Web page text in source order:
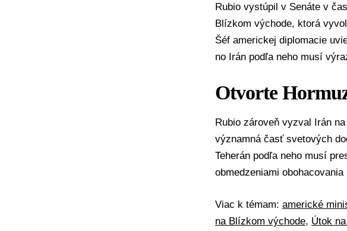
Rubio vystúpil v Senáte v
Blízkom východe, ktorá
Šéf americkej diplomacie
no Irán podľa neho musí
Otvorte
Rubio zároveň vyzval Irán
významná časť svetových
Teherán podľa neho musí
obmedzeniami obohacovania
Viac k témam: americké
na Blízkom východe, Útok